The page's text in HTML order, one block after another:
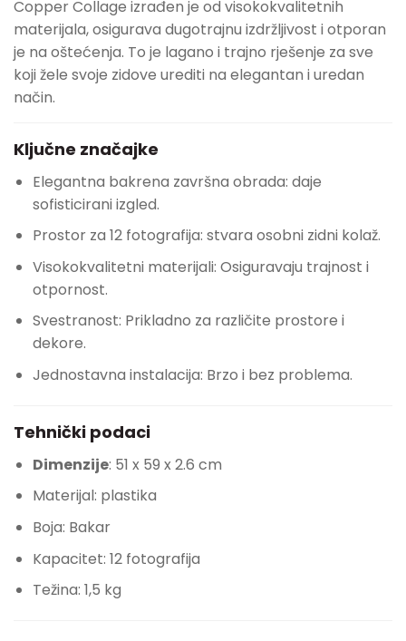
Copper Collage izrađen je od visokokvalitetnih
materijala, osigurava dugotrajnu izdržljivost i otporan
je na oštećenja. To je lagano i trajno rješenje za sve
koji žele svoje zidove urediti na elegantan i uredan
način.
Ključne značajke
Elegantna bakrena završna obrada: daje
sofisticirani izgled.
Prostor za 12 fotografija: stvara osobni zidni kolaž.
Visokokvalitetni materijali: Osiguravaju trajnost i
otpornost.
Svestranost: Prikladno za različite prostore i
dekore.
Jednostavna instalacija: Brzo i bez problema.
Tehnički podaci
Dimenzije: 51 x 59 x 2.6 cm
Materijal: plastika
Boja: Bakar
Kapacitet: 12 fotografija
Težina: 1,5 kg